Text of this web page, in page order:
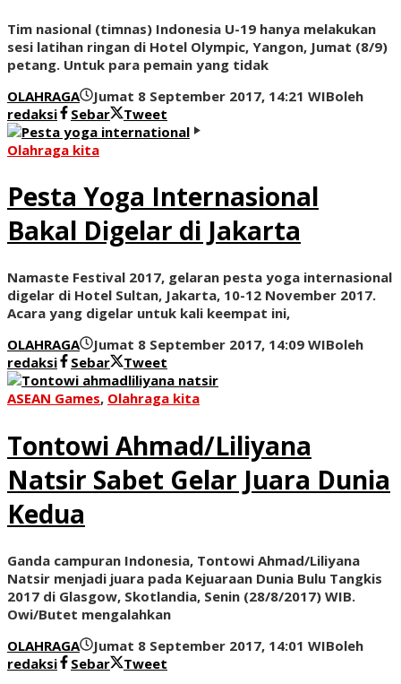
Tim nasional (timnas) Indonesia U-19 hanya melakukan
sesi latihan ringan di Hotel Olympic, Yangon, Jumat (8/9)
petang. Untuk para pemain yang tidak
OLAHRAGA
Jumat 8 September 2017, 14:21 WIBoleh
redaksi
Sebar
Tweet
Olahraga kita
Pesta Yoga Internasional
Bakal Digelar di Jakarta
Namaste Festival 2017, gelaran pesta yoga internasional
digelar di Hotel Sultan, Jakarta, 10-12 November 2017.
Acara yang digelar untuk kali keempat ini,
OLAHRAGA
Jumat 8 September 2017, 14:09 WIBoleh
redaksi
Sebar
Tweet
ASEAN Games, Olahraga kita
Tontowi Ahmad/Liliyana
Natsir Sabet Gelar Juara Dunia
Kedua
Ganda campuran Indonesia, Tontowi Ahmad/Liliyana
Natsir menjadi juara pada Kejuaraan Dunia Bulu Tangkis
2017 di Glasgow, Skotlandia, Senin (28/8/2017) WIB.
Owi/Butet mengalahkan
OLAHRAGA
Jumat 8 September 2017, 14:01 WIBoleh
redaksi
Sebar
Tweet